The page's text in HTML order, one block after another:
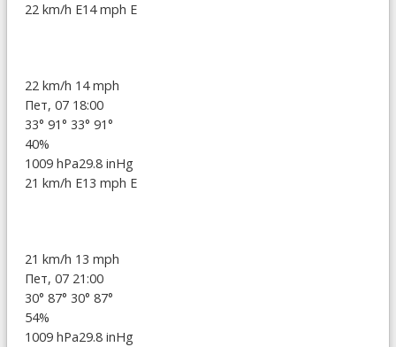
22 km/h E14 mph E
22 km/h 14 mph
Пет, 07 18:00
33° 91° 33° 91°
40%
1009 hPa29.8 inHg
21 km/h E13 mph E
21 km/h 13 mph
Пет, 07 21:00
30° 87° 30° 87°
54%
1009 hPa29.8 inHg